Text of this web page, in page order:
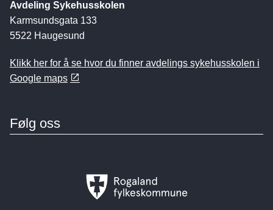
Avdeling Sykehusskolen
Karmsundsgata 133
5522 Haugesund
Klikk her for å se hvor du finner avdelings sykehusskolen i
Google maps
Følg oss
Rogaland
fylkeskommune